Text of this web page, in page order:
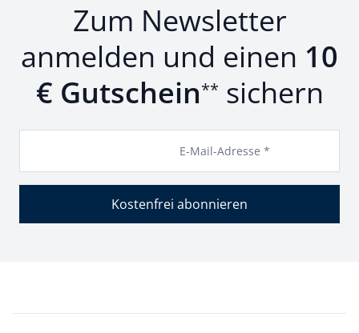
Zum Newsletter
anmelden und einen 10
€ Gutschein** sichern
E-Mail-Adresse *
Kostenfrei abonnieren